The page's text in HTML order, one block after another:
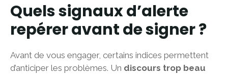
Quels signaux d’alerte
repérer avant de signer ?
Avant de vous engager, certains indices permettent
d’anticiper les problèmes. Un discours trop beau